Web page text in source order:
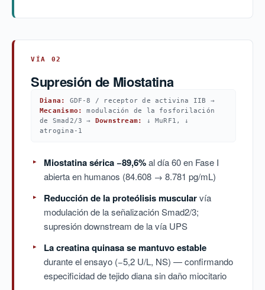
VÍA 02
Supresión de Miostatina
Diana:
GDF-8 / receptor de activina IIB →
Mecanismo:
modulación de la fosforilación
de Smad2/3 →
Downstream:
↓ MuRF1, ↓
atrogina-1
Miostatina sérica −89,6%al día 60 en Fase I
abierta en humanos (84.608 → 8.781 pg/mL)
Reducción de la proteólisis muscularvía
modulación de la señalización Smad2/3;
supresión downstream de la vía UPS
La creatina quinasa se mantuvo estable
durante el ensayo (−5,2 U/L, NS) — confirmando
especificidad de tejido diana sin daño miocitario